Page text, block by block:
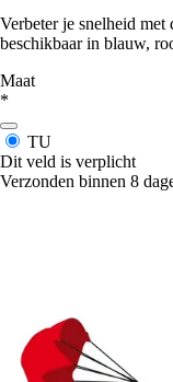
Verbeter je snelheid
beschikbaar in blauw,
Maat
*
TU
Dit veld is verplicht
Verzonden binnen 8